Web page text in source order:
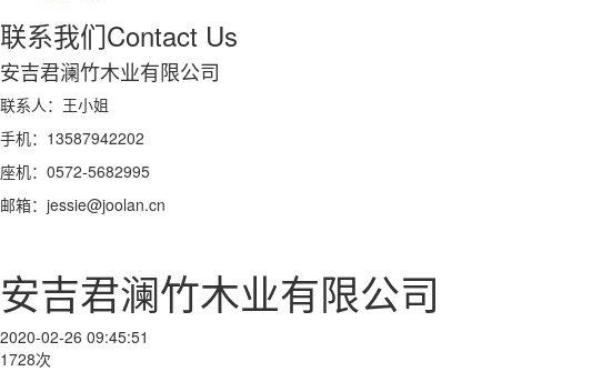
联系我们Contact Us
安吉君澜竹木业有限公司
联系人：王小姐
手机：13587942202
座机：0572-5682995
邮箱：jessie@joolan.cn
安吉君澜竹木业有限公司
2020-02-26 09:45:51
1728次